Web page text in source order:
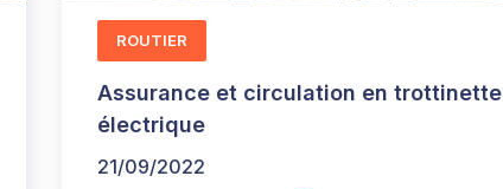
Assurance et circulation en trottinette
électrique
21/09/2022
ROUTIER